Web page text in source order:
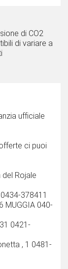
di CO2
di variare a
ufficiale
ci puoi
del Rojale
378411
MUGGIA 040-
0421-
, 1 0481-